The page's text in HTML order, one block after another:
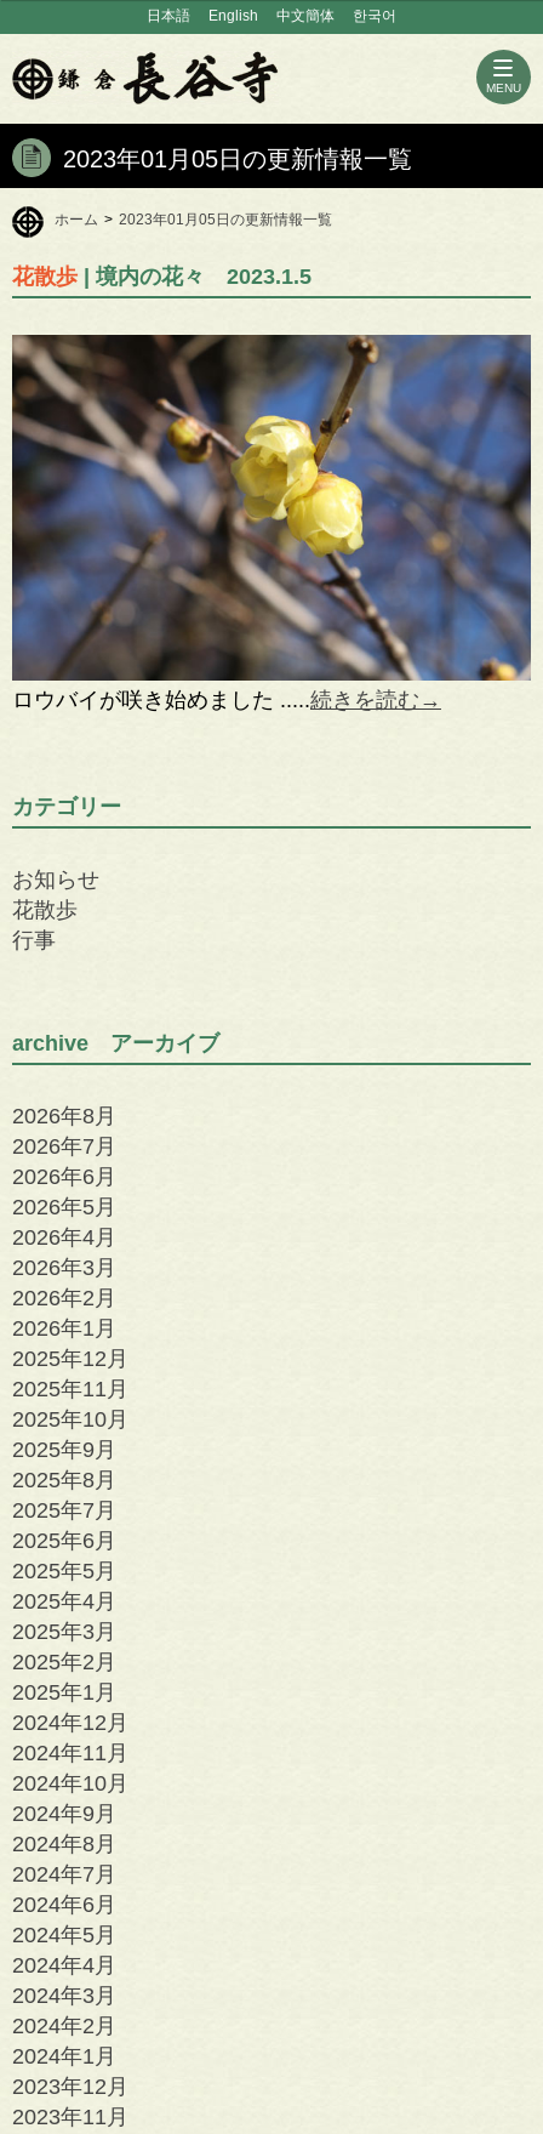
日本語 English 中文簡体 한국어
MENU
2023年01月05日の更新情報一覧
ホーム > 2023年01月05日の更新情報一覧
花散歩 | 境内の花々 2023.1.5
ロウバイが咲き始めました .....続きを読む→
カテゴリー
お知らせ
花散歩
行事
archive アーカイブ
2026年8月
2026年7月
2026年6月
2026年5月
2026年4月
2026年3月
2026年2月
2026年1月
2025年12月
2025年11月
2025年10月
2025年9月
2025年8月
2025年7月
2025年6月
2025年5月
2025年4月
2025年3月
2025年2月
2025年1月
2024年12月
2024年11月
2024年10月
2024年9月
2024年8月
2024年7月
2024年6月
2024年5月
2024年4月
2024年3月
2024年2月
2024年1月
2023年12月
2023年11月